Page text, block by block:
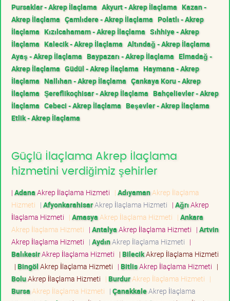
Pursaklar - Akrep İlaçlama Akyurt - Akrep İlaçlama Kazan -
Akrep İlaçlama Çamlıdere - Akrep İlaçlama Polatlı - Akrep
İlaçlama Kızılcahamam - Akrep İlaçlama Sıhhiye - Akrep
İlaçlama Kalecik - Akrep İlaçlama Altındağ - Akrep İlaçlama
Ayaş - Akrep İlaçlama Baypazarı - Akrep İlaçlama Elmadağ -
Akrep İlaçlama Güdül - Akrep İlaçlama Haymana - Akrep
İlaçlama Nallıhan - Akrep İlaçlama Çankaya Koru - Akrep
İlaçlama Şereflikoçhisar - Akrep İlaçlama Bahçelievler - Akrep
İlaçlama Cebeci - Akrep İlaçlama Beşevler - Akrep İlaçlama
Etlik - Akrep İlaçlama
Güçlü İlaçlama Akrep İlaçlama
hizmetini verdiğimiz şehirler
| AdanaAkrep İlaçlama Hizmeti | AdıyamanAkrep İlaçlama
Hizmeti | AfyonkarahisarAkrep İlaçlama Hizmeti | AğrıAkrep
İlaçlama Hizmeti | Amasya Akrep İlaçlama Hizmeti | Ankara
Akrep İlaçlama Hizmeti | AntalyaAkrep İlaçlama Hizmeti | Artvin
Akrep İlaçlama Hizmeti | AydınAkrep İlaçlama Hizmeti |
BalıkesirAkrep İlaçlama Hizmeti | BilecikAkrep İlaçlama Hizmeti
| BingölAkrep İlaçlama Hizmeti | BitlisAkrep İlaçlama Hizmeti |
BoluAkrep İlaçlama Hizmeti | BurdurAkrep İlaçlama Hizmeti |
Bursa Akrep İlaçlama Hizmeti | ÇanakkaleAkrep İlaçlama